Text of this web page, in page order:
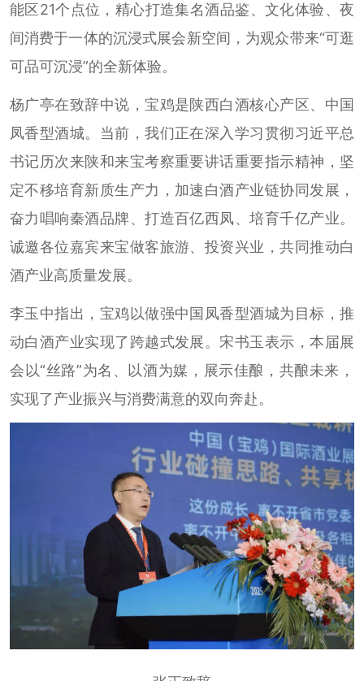
能区21个点位，精心打造集名酒品鉴、文化体验、夜
间消费于一体的沉浸式展会新空间，为观众带来“可逛
可品可沉浸”的全新体验。
杨广亭在致辞中说，宝鸡是陕西白酒核心产区、中国
凤香型酒城。当前，我们正在深入学习贯彻习近平总
书记历次来陕和来宝考察重要讲话重要指示精神，坚
定不移培育新质生产力，加速白酒产业链协同发展，
奋力唱响秦酒品牌、打造百亿西凤、培育千亿产业。
诚邀各位嘉宾来宝做客旅游、投资兴业，共同推动白
酒产业高质量发展。
李玉中指出，宝鸡以做强中国凤香型酒城为目标，推
动白酒产业实现了跨越式发展。宋书玉表示，本届展
会以“丝路”为名、以酒为媒，展示佳酿，共酿未来，
实现了产业振兴与消费满意的双向奔赴。